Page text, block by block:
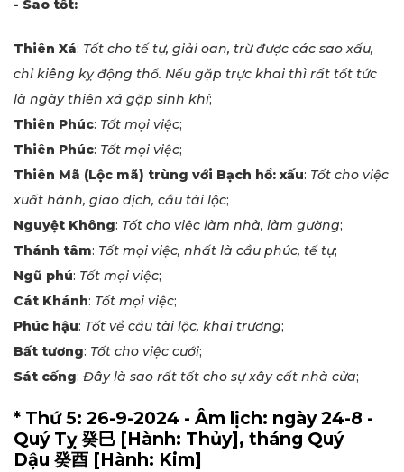
- Sao tốt:
Thiên Xá: Tốt cho tế tự, giải oan, trừ được các sao xấu,
chỉ kiêng kỵ động thổ. Nếu gặp trực khai thì rất tốt tức
là ngày thiên xá gặp sinh khí;
Thiên Phúc: Tốt mọi việc;
Thiên Phúc: Tốt mọi việc;
Thiên Mã (Lộc mã) trùng với Bạch hổ: xấu: Tốt cho việc
xuất hành, giao dịch, cầu tài lộc;
Nguyệt Không: Tốt cho việc làm nhà, làm gường;
Thánh tâm: Tốt mọi việc, nhất là cầu phúc, tế tự;
Ngũ phú: Tốt mọi việc;
Cát Khánh: Tốt mọi việc;
Phúc hậu: Tốt về cầu tài lộc, khai trương;
Bất tương: Tốt cho việc cưới;
Sát cống: Đây là sao rất tốt cho sự xây cất nhà cửa;
* Thứ 5: 26-9-2024 - Âm lịch: ngày 24-8 -
Quý Tỵ 癸巳 [Hành: Thủy], tháng Quý
Dậu 癸酉 [Hành: Kim]